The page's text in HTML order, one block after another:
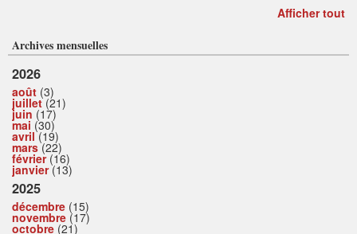
Afficher tout
Archives mensuelles
2026
août (3)
juillet(21)
juin (17)
mai (30)
avril(19)
mars(22)
février(16)
janvier(13)
2025
décembre (15)
novembre (17)
octobre (21)